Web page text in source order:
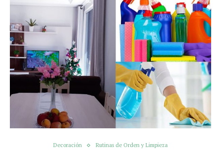
Decoración Rutinas de Orden y Limpieza